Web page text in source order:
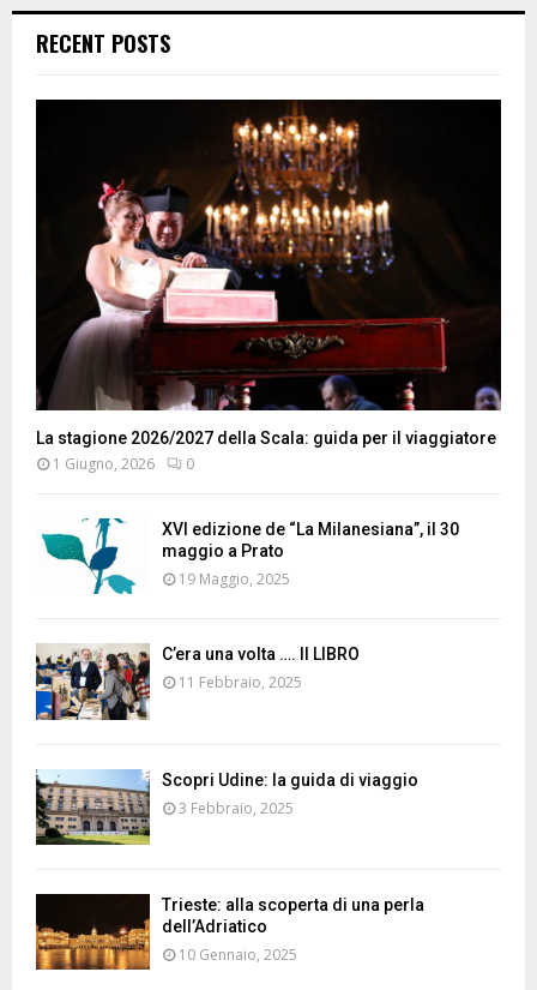
RECENT POSTS
La stagione 2026/2027 della Scala: guida per il viaggiatore
1 Giugno, 2026 0
XVI edizione de “La Milanesiana”, il 30
maggio a Prato
19 Maggio, 2025
C’era una volta …. Il LIBRO
11 Febbraio, 2025
Scopri Udine: la guida di viaggio
3 Febbraio, 2025
Trieste: alla scoperta di una perla
dell’Adriatico
10 Gennaio, 2025